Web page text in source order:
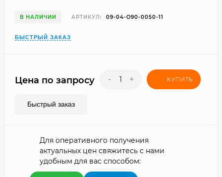
В НАЛИЧИИ АРТИКУЛ: 09-04-O90-0050-11
БЫСТРЫЙ ЗАКАЗ
Цена по запросу - + КУПИТЬ
Быстрый заказ
Для оперативного получения
актуальных цен свяжитесь с нами
удобным для вас способом: